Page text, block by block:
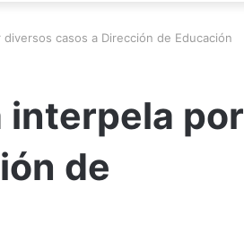
casos a Dirección de Educación
interpela por
de